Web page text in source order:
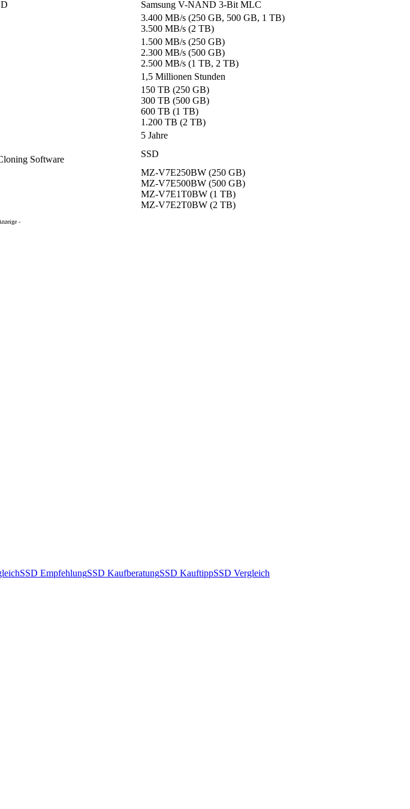
Samsung V-NAND 3-Bit MLC
3.400 MB/s (250 GB, 500 GB, 1 TB)
3.500 MB/s (2 TB)
1.500 MB/s (250 GB)
2.300 MB/s (500 GB)
2.500 MB/s (1 TB, 2 TB)
1,5 Millionen Stunden
150 TB (250 GB)
300 TB (500 GB)
600 TB (1 TB)
1.200 TB (2 TB)
5 Jahre
Software
SSD
MZ-V7E250BW (250 GB)
MZ-V7E500BW (500 GB)
MZ-V7E1T0BW (1 TB)
MZ-V7E2T0BW (2 TB)
-
SSD EmpfehlungSSD KaufberatungSSD KauftippSSD Vergleich